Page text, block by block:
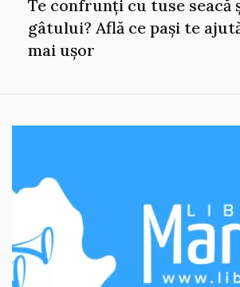
Te confrunți cu tuse seacă
gâtului? Află ce pași te
mai ușor